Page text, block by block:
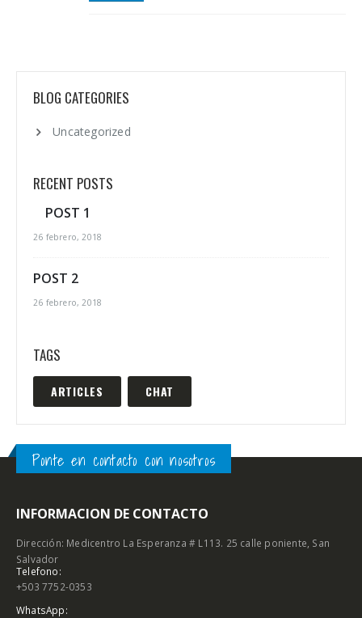
BLOG CATEGORIES
Uncategorized
RECENT POSTS
POST 1
26 febrero, 2018
POST 2
26 febrero, 2018
TAGS
ARTICLES CHAT
Ponte en contacto con nosotros
INFORMACION DE CONTACTO
Dirección: Medicentro La Esperanza # L113. 25 calle poniente, San
Salvador
Telefono:
+503 7752-0353
WhatsApp: